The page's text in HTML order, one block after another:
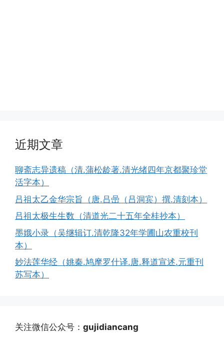
近期文章
聊斋志异遗稿（清.蒲松龄著.清光绪四年京都聚珍堂
活字本）
吕祖太乙金华宗旨（唐.吕喦（吕洞宾）撰.清刻本）
吕祖太极生生数（清道光二十五年全桂抄本）
墨娥小录（吴继辑订.清乾隆32年学圃山农重校刊
本）
妙法莲华经（姚秦.鸠摩罗什译.唐.释道宣述.元重刊
苏写本）
关注微信公众号： gujidiancang